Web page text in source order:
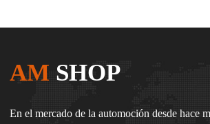
AM SHOP
En el mercado de la automoción desde hace